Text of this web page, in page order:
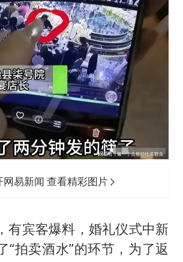
网易新闻 查看精彩图片
有宾客爆料，婚礼仪式中新
“拍卖酒水”的环节，为了返